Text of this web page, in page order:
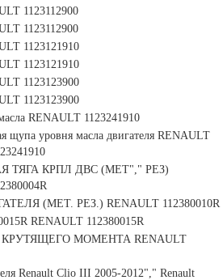
1123112900
1123112900
1123121910
1123121910
1123123900
1123123900
RENAULT 1123241910
щупа уровня масла двигателя RENAULT
ТЯГА КРПЛ ДВС (МЕТ"," РЕЗ)
(МЕТ. РЕЗ.) RENAULT 112380010R
RENAULT 112380015R
КРУТЯЩЕГО МОМЕНТА RENAULT
Renault Clio III 2005-2012"," Renault